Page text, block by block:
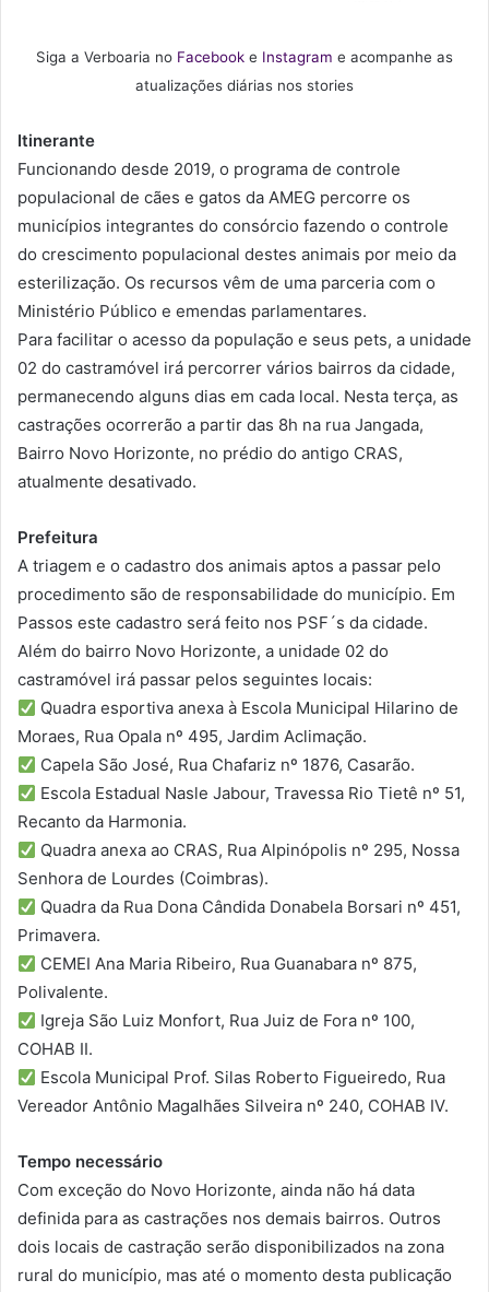
Siga a Verboaria no Facebook e Instagram e acompanhe as
atualizações diárias nos stories
Itinerante
Funcionando desde 2019, o programa de controle
populacional de cães e gatos da AMEG percorre os
municípios integrantes do consórcio fazendo o controle
do crescimento populacional destes animais por meio da
esterilização. Os recursos vêm de uma parceria com o
Ministério Público e emendas parlamentares.
Para facilitar o acesso da população e seus pets, a unidade
02 do castramóvel irá percorrer vários bairros da cidade,
permanecendo alguns dias em cada local. Nesta terça, as
castrações ocorrerão a partir das 8h na rua Jangada,
Bairro Novo Horizonte, no prédio do antigo CRAS,
atualmente desativado.
Prefeitura
A triagem e o cadastro dos animais aptos a passar pelo
procedimento são de responsabilidade do município. Em
Passos este cadastro será feito nos PSF´s da cidade.
Além do bairro Novo Horizonte, a unidade 02 do
castramóvel irá passar pelos seguintes locais:
Quadra esportiva anexa à Escola Municipal Hilarino de
Moraes, Rua Opala nº 495, Jardim Aclimação.
Capela São José, Rua Chafariz nº 1876, Casarão.
Escola Estadual Nasle Jabour, Travessa Rio Tietê nº 51,
Recanto da Harmonia.
Quadra anexa ao CRAS, Rua Alpinópolis nº 295, Nossa
Senhora de Lourdes (Coimbras).
Quadra da Rua Dona Cândida Donabela Borsari nº 451,
Primavera.
CEMEI Ana Maria Ribeiro, Rua Guanabara nº 875,
Polivalente.
Igreja São Luiz Monfort, Rua Juiz de Fora nº 100,
COHAB II.
Escola Municipal Prof. Silas Roberto Figueiredo, Rua
Vereador Antônio Magalhães Silveira nº 240, COHAB IV.
Tempo necessário
Com exceção do Novo Horizonte, ainda não há data
definida para as castrações nos demais bairros. Outros
dois locais de castração serão disponibilizados na zona
rural do município, mas até o momento desta publicação